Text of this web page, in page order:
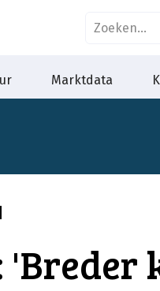
Marktdata
'Breder